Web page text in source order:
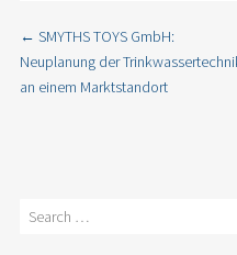
Post navigation
← SMYTHS TOYS GmbH:
Neuplanung der
an einem Marktstandort
Search